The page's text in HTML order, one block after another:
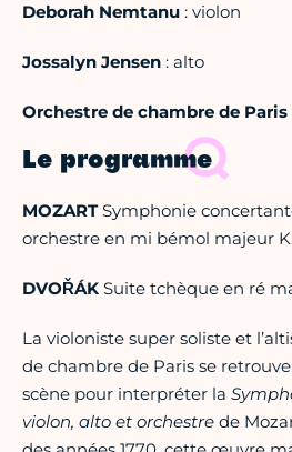
Deborah Nemtanu : violon
Jossalyn Jensen : alto
Orchestre de chambre de Paris
Le programme
MOZARTSymphonie
orchestre en mi bémol majeur
DVOŘÁK Suite tchèque en ré
La violoniste super soliste et
de chambre de Paris se
scène pour interpréter la
violon, alto et orchestre de